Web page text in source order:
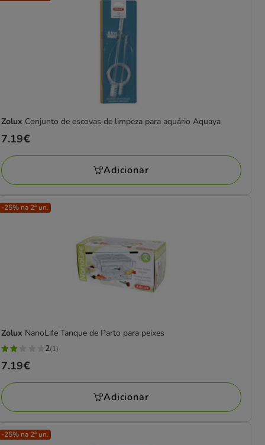
Zolux Conjunto de escovas de limpeza para aquário Aquaya
Preço
7.19€
7.19€
Adicionar
-25% na 2ª un.
Zolux NanoLife Tanque de Parto para peixes
2
estrelas
com
1
avaliações
2(1)
Preço
7.19€
7.19€
Adicionar
-25% na 2ª un.